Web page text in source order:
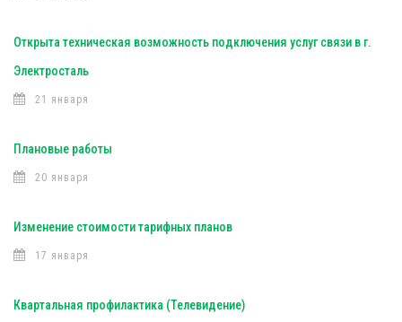
Открыта техническая возможность подключения услуг связи в г.
Электросталь
21 января
Плановые работы
20 января
Изменение стоимости тарифных планов
17 января
Квартальная профилактика (Телевидение)